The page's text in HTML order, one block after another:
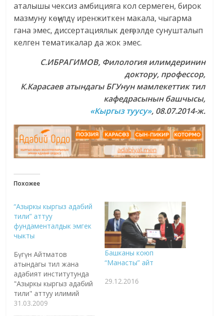
аталышы чексиз амбицияга кол сермеген, бирок
мазмуну көңүлдү иренжиткен макала, чыгарма
гана эмес, диссертациялык деңгээлде сунушталып
келген тематикалар да жок эмес.
С.ИБРАГИМОВ, Филология илимдеринин
доктору, профессор,
К.Карасаев атындагы БГУнун мамлекеттик тил
кафедрасынын башчысы,
«Кыргыз туусу», 08.07.2014-ж.
Похожее
“Азыркы кыргыз адабий
тили” аттуу
фундаменталдык эмгек
чыкты
Бүгүн Айтматов
атындагы тил жана
адабият институтунда
"Азыркы кыргыз адабий
тили" аттуу илимий
эмгектин бетачар
31.03.2009
Башканы коюп
“Манасты” айт
29.12.2016